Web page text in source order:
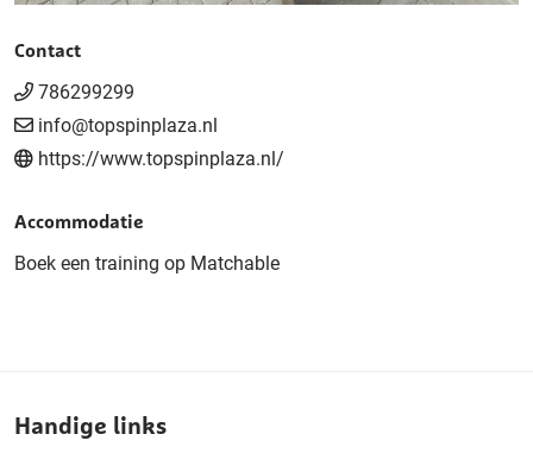
Contact
786299299
info@topspinplaza.nl
https://www.topspinplaza.nl/
Accommodatie
Boek een training op Matchable
Handige links